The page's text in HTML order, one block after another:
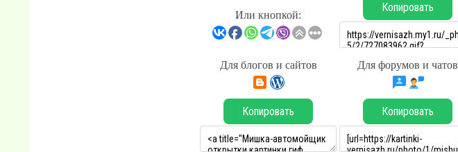
Или кнопкой:
Копировать
Для блогов и сайтов Для форумов и чатов
Копировать Копировать